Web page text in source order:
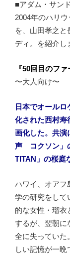
■アダム・サン
2004年のハリウ
を、山田孝之と
ディ。を紹介し
『50回目のファ
〜大人向け〜
日本でオール
化された西村寿
画化した。共演
声 コクソン」
TITAN」の桜庭
ハワイ、オアフ
学の研究をして
的な女性・瑠衣
するが、翌朝に
全に失っていた
しい記憶が一